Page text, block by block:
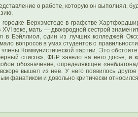
о работе, которую он выполнял,
городке Берхэмстеде в графстве
веке, мать — двоюродной сестрой
в Бэйллиол, один из лучших колледжей
вопросов в умах студентов о
Коммунистической партии. Это
список», ФБР завело на него досье, и
обозначение, определяющее
вышел из неё. У него появилось
фанатиком и довольно критически